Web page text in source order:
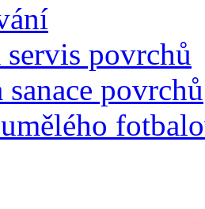
servis povrchů
povrchů